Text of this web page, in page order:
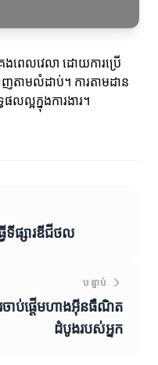
ងពេលវេលា ដោយការប្រើ
ទិញតាមលំដាប់។ ការតាមដាន
ល្អក្នុងការងារ។
ើទីផ្សារឌីជីថល
បន្ទាប់
រចាប់ផ្តើមហាងអ៊ីនធឺណិត
ដំបូងរបស់អ្នក